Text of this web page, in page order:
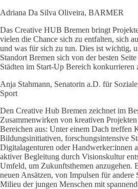
Adriana Da Silva Oliveira, BARMER
Das Creative HUB Bremen bringt
vielen die Chance sich zu entfalten, sich
und was für sich zu tun. Dies ist wichtig,
Standort Bremen sich von der besten
Städten im Start-Up Bereich konkurrieren
Anja Stahmann, Senatorin a.D. für
Sport
Den Creative Hub Bremen zeichnet im
Zusammenwirken von kreativen
Bereichen aus: Unter einem Dach treffen
Bildungsinitiativen, forschungsintensive
Digitalagenturen oder Handwerker:innen
aktiver Begleitung durch Visionskultur
Umfeld, um Zukunftsthemen anzugehen.
neuen Ansätzen, von Impulsen für andere
Milieu der jungen Menschen mit